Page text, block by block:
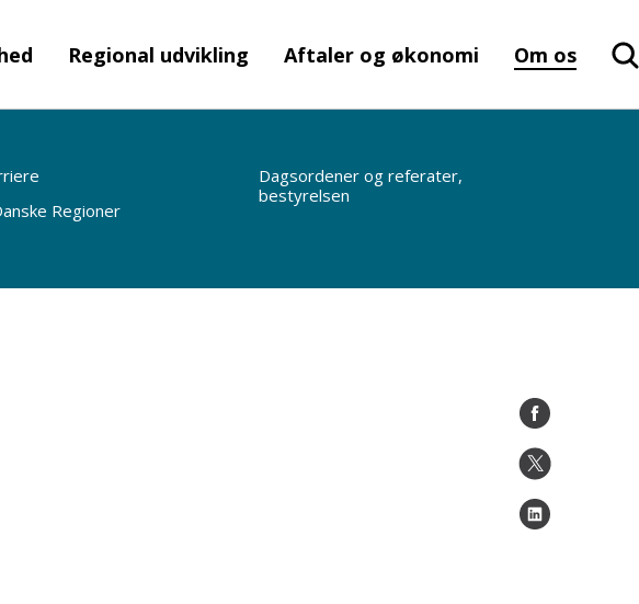
Regional udvikling Aftaler og økonomi Om os
Regioner
Dagsordener og referater,
bestyrelsen